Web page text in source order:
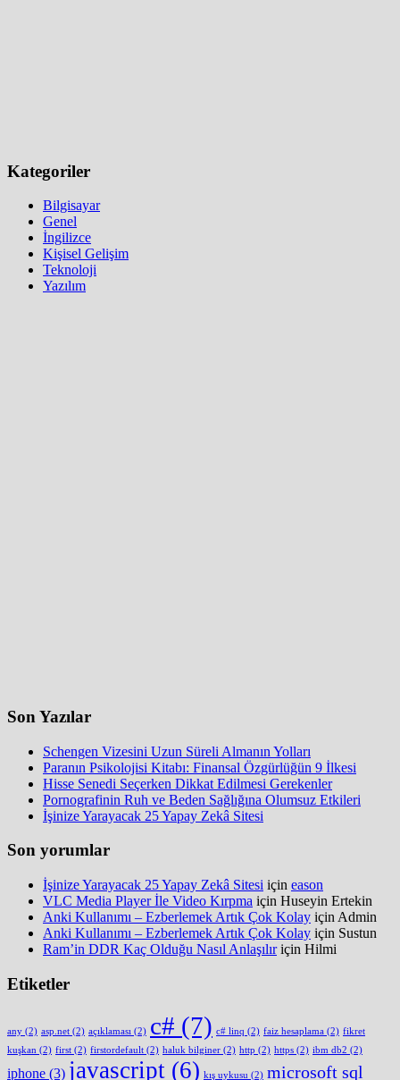
Kategoriler
Bilgisayar
Genel
İngilizce
Kişisel Gelişim
Teknoloji
Yazılım
Son Yazılar
Schengen Vizesini Uzun Süreli Almanın Yolları
Paranın Psikolojisi Kitabı: Finansal Özgürlüğün 9 İlkesi
Hisse Senedi Seçerken Dikkat Edilmesi Gerekenler
Pornografinin Ruh ve Beden Sağlığına Olumsuz Etkileri
İşinize Yarayacak 25 Yapay Zekâ Sitesi
Son yorumlar
İşinize Yarayacak 25 Yapay Zekâ Sitesi için eason
VLC Media Player İle Video Kırpma için Huseyin Ertekin
Anki Kullanımı – Ezberlemek Artık Çok Kolay için Admin
Anki Kullanımı – Ezberlemek Artık Çok Kolay için Sustun
Ram’in DDR Kaç Olduğu Nasıl Anlaşılıriçin Hilmi
Etiketler
any (2) asp.net (2) açıklaması (2) c# (7) c# linq (2) faiz hesaplama (2) fikret
kuşkan (2) first (2) firstordefault (2) haluk bilginer (2) http (2) https (2) ibm db2 (2)
iphone (3) javascript (6) kış uykusu (2) microsoft sql